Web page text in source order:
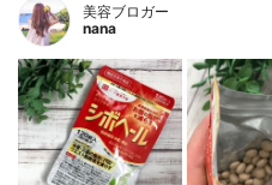
美容ブロガー
nana